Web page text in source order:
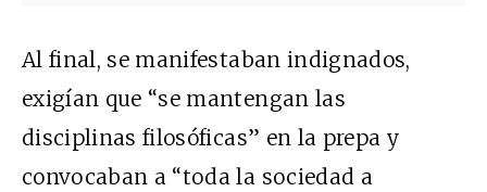
Al final, se manifestaban indignados,
exigían que “se mantengan las
disciplinas filosóficas” en la prepa y
convocaban a “toda la sociedad a